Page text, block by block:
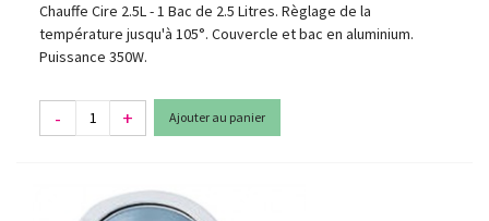
Chauffe Cire 2.5L - 1 Bac de 2.5 Litres. Règlage de la
température jusqu'à 105°. Couvercle et bac en aluminium.
Puissance 350W.
- + Ajouter au panier